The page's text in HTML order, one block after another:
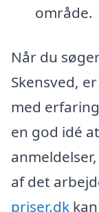
område.
Når du
Skensved,
med
en god idé
af det
priser.dk